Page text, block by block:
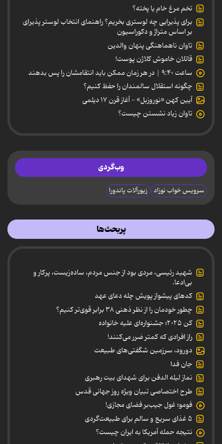
تخم مرغ خام یا پخته؟
برای پذیرایی چه لوستری بخریم؟ راهنمای انتخاب لوستر پذیرای
بر اساس متراژ و دکوراسیون
تاوان ناهماهنگی پنهان والدین
قاتلان خاموش کلاژن پوست!
ساعت ۹:۴۰ | در هر زمان ممکن باید انتقامشان را پس بدهند
چگونه استقلال سالمندان را حفظ کنیم؟
آیین کهن «نوروزبل» - آغاز قرن ۱۷ دیلمی
تاوان زیاد نشستن چیست؟
وب‌گردی
سرویس خواب نوزاد زیورآلات پاندورا
پربحث‌ها
شهید رئیسی، مردی بود از جنس مردم، ساده‌زیست، پرکار و
بی‌ادعا.
کدهای پیشواز پویش چله دعای عهد
چطور خودمان را از نظر ذهنی ۳۸ برابر قوی‌تر کنیم؟
کن ۲۰۲۵؛ جشنواره‌ای علیه خانواده
راز افرادی که کمتر ضرر می‌کنند!
دورود، سرزمین شگفتی‌های طبیعت
جان فدا
نماز لیله الدفن برای شهدای بیت رهبری
طرح اختصاصی تبیان ویژه روز جهانی قدس
فومو؛ غول جیب‌بر فضای مجازی!
۵ غذای سریع و سالم برای طبیعت‌گردی
نتیجه حمله آمریکا به ایران چیست؟